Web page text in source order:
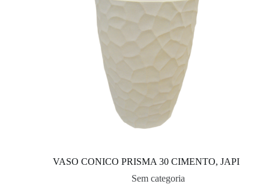
VASO CONICO PRISMA 30 CIMENTO, JAPI
Sem categoria